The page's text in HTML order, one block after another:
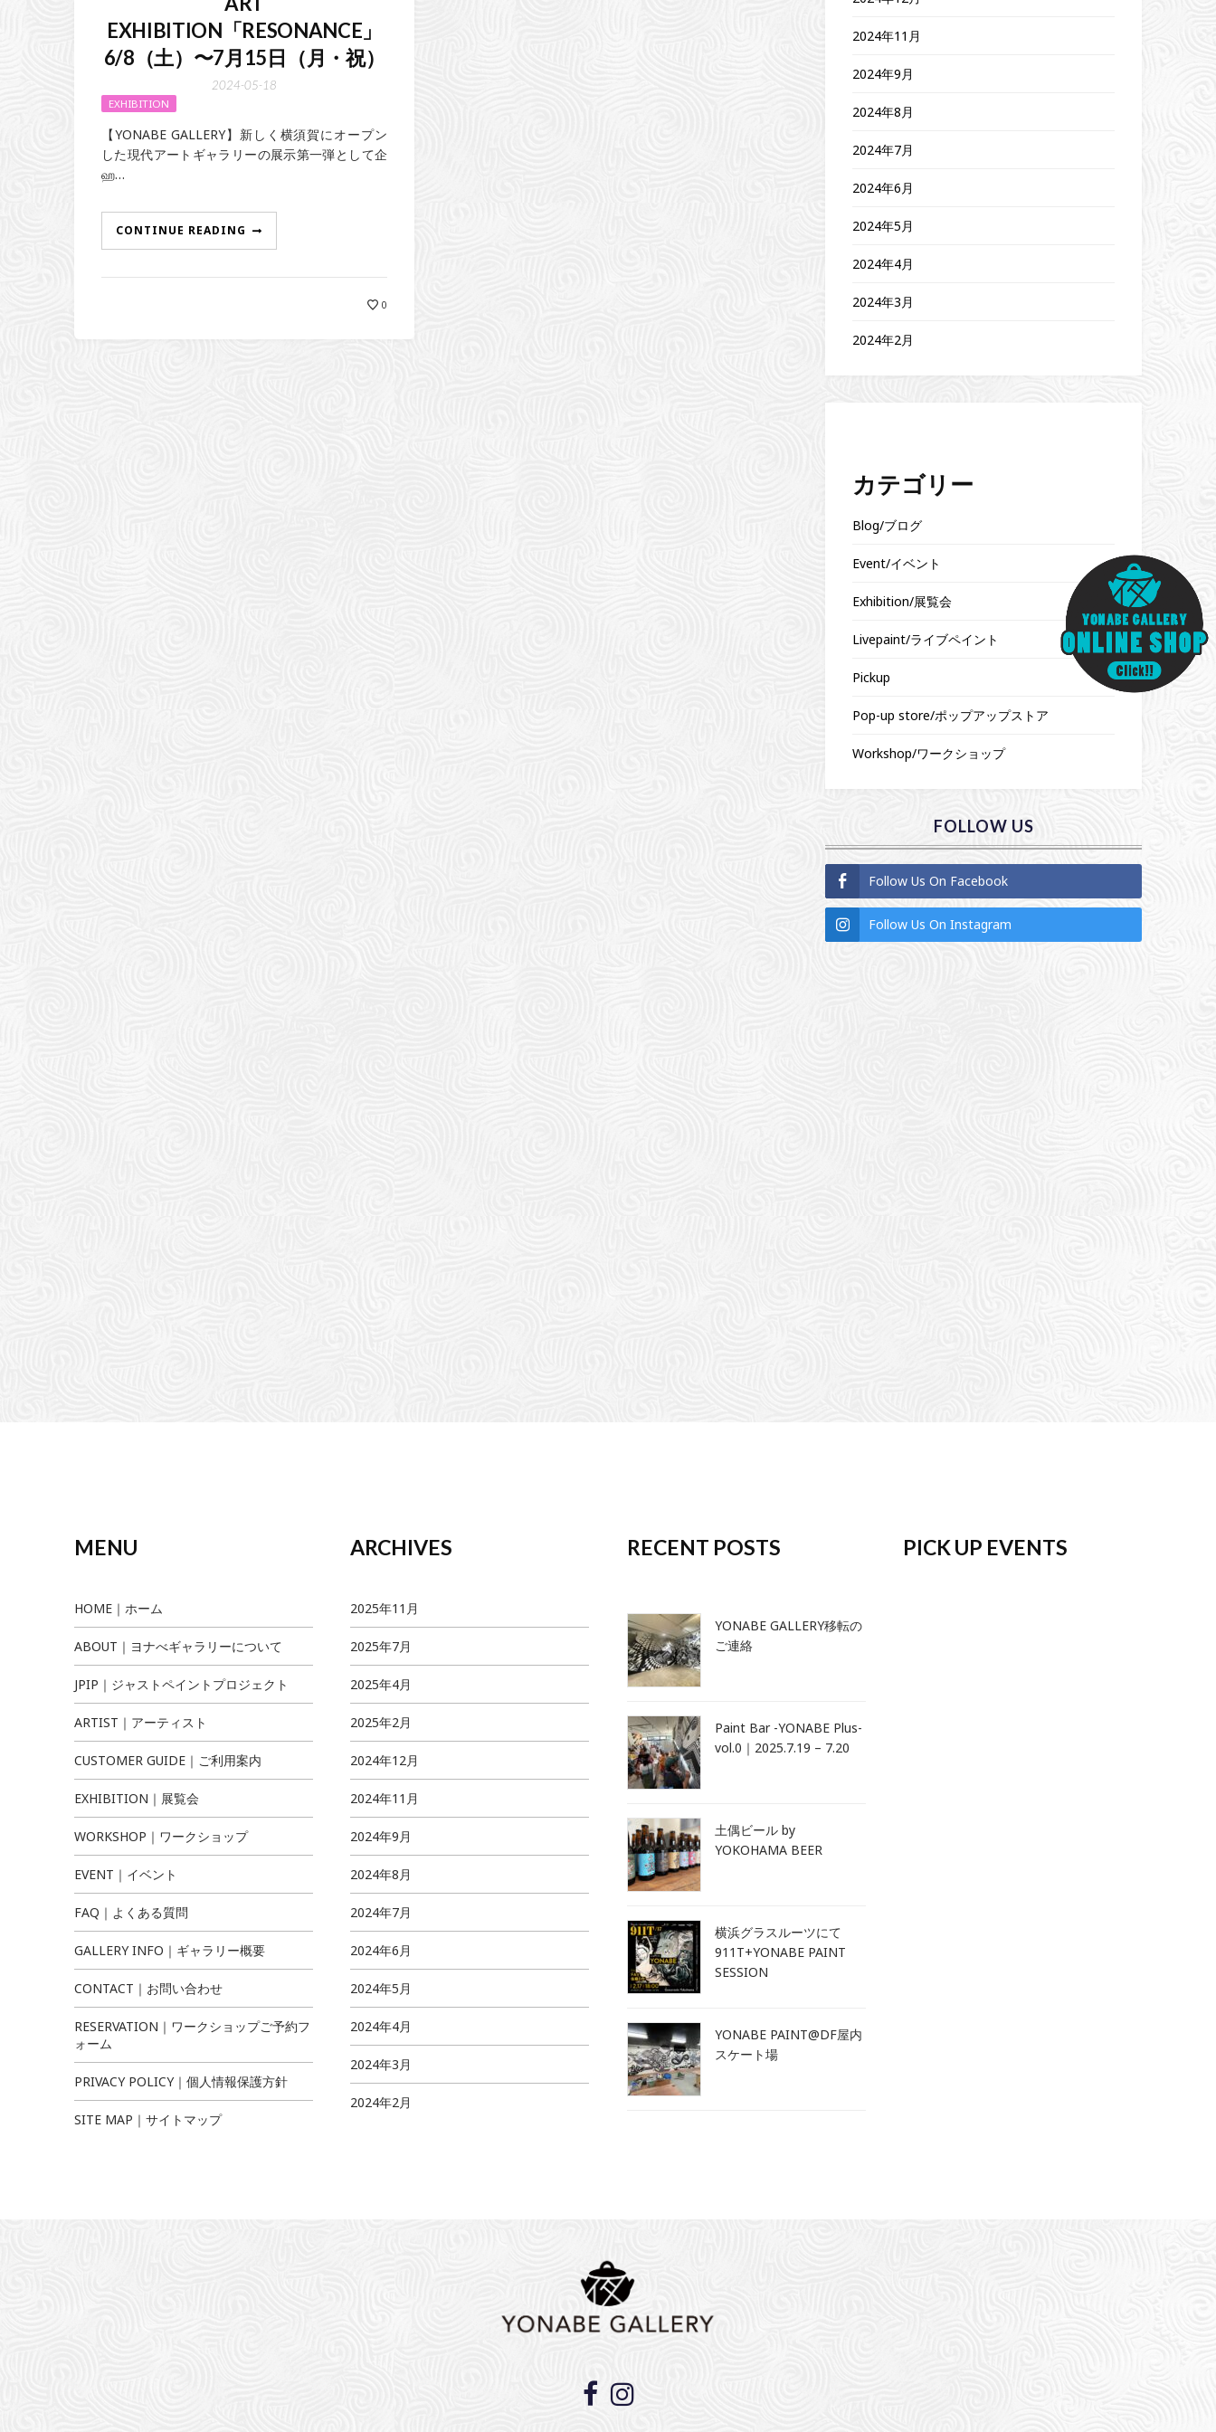
EXHIBITION「RESONANCE」
6/8（土）〜7月15日（月・祝）
2024-05-18
EXHIBITION
【YONABE GALLERY】新しく横須賀にオープン
した現代アートギャラリーの展示第一弾として企
ஹ…
CONTINUE READING
0
2024年11月
2024年9月
2024年8月
2024年7月
2024年6月
2024年5月
2024年4月
2024年3月
2024年2月
カテゴリー
Blog/ブログ
Event/イベント
Exhibition/展覧会
Livepaint/ライブペイント
Pickup
Pop-up store/ポップアップストア
Workshop/ワークショップ
FOLLOW US
Follow Us On Facebook
Follow Us On Instagram
MENU
HOME｜ホーム
ABOUT｜ヨナべギャラリーについて
JPIP｜ジャストペイントプロジェクト
ARTIST｜アーティスト
CUSTOMER GUIDE｜ご利用案内
EXHIBITION｜展覧会
WORKSHOP｜ワークショップ
EVENT｜イベント
FAQ｜よくある質問
GALLERY INFO｜ギャラリー概要
CONTACT｜お問い合わせ
RESERVATION｜ワークショップご予約フ
ォーム
PRIVACY POLICY｜個人情報保護方針
SITE MAP｜サイトマップ
ARCHIVES
2025年11月
2025年7月
2025年4月
2025年2月
2024年12月
2024年11月
2024年9月
2024年8月
2024年7月
2024年6月
2024年5月
2024年4月
2024年3月
2024年2月
RECENT POSTS
YONABE GALLERY移転の
ご連絡
Paint Bar -YONABE Plus-
vol.0｜2025.7.19 – 7.20
土偶ビール by
YOKOHAMA BEER
横浜グラスルーツにて
911T+YONABE PAINT
SESSION
YONABE PAINT@DF屋内
スケート場
PICK UP EVENTS